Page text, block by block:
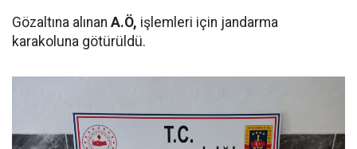
Gözaltına alınan A.Ö, işlemleri için jandarma
karakoluna götürüldü.